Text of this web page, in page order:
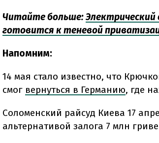
Читайте больше:
готовится к теневой
Напомним:
14 мая стало известно, что
смог вернуться в Германию, где
Соломенский райсуд Киева 17
альтернативой залога 7 млн